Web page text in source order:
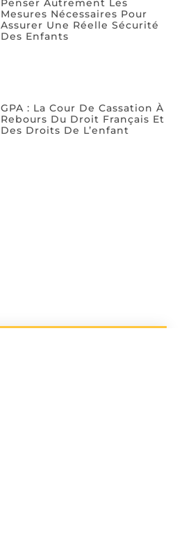
Penser Autrement Les
Mesures Nécessaires Pour
Assurer Une Réelle Sécurité
Des Enfants
GPA : La Cour De Cassation À
Rebours Du Droit Français Et
Des Droits De L’enfant